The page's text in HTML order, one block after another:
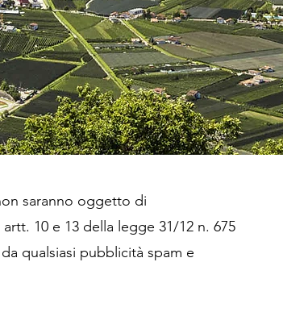
saranno oggetto di
10 e 13 della legge 31/12 n. 675
qualsiasi pubblicità spam e